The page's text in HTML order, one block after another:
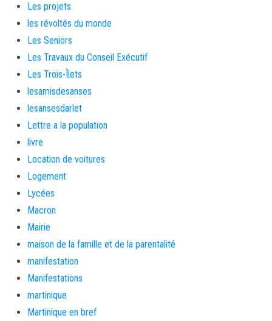
Les projets
les révoltés du monde
Les Seniors
Les Travaux du Conseil Exécutif
Les Trois-Îlets
lesamisdesanses
lesansesdarlet
Lettre a la population
livre
Location de voitures
Logement
Lycées
Macron
Mairie
maison de la famille et de la parentalité
manifestation
Manifestations
martinique
Martinique en bref